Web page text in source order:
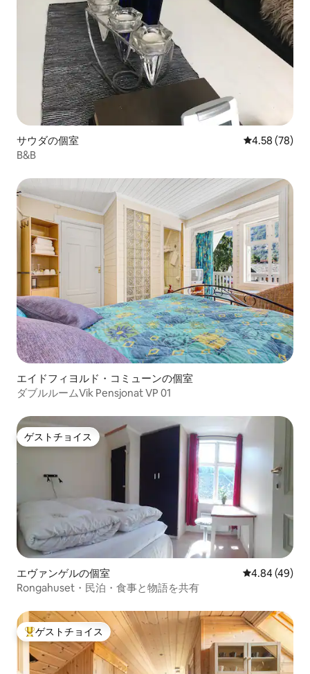
サウダの個室 レビュー78
4.58 (78)
B&B
エイドフィヨルド・コミューンの個室
ダブルルームVik Pensjonat VP 01
ゲストチョイス
ゲストチョイス
エヴァンゲルの個室 レビュー49
4.84 (49)
Rongahuset・民泊・食事と物語を共有
大好評のゲストチョイスです。
ゲストチョイス